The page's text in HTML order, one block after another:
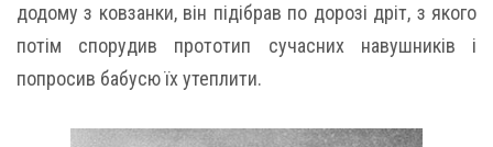
додому з ковзанки, він підібрав по дорозі дріт, з якого
потім спорудив прототип сучасних навушників і
попросив бабусю їх утеплити.